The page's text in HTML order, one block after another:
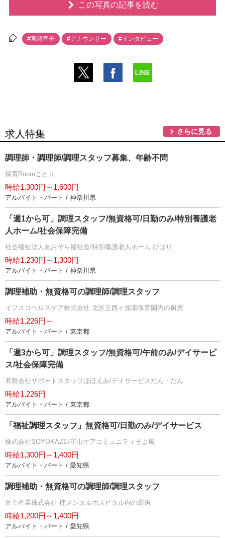
この写真の記事を読む
#宮崎宣子 #アナウンサー #インタビュー
求人特集 さらに見る
調理師・調理師/調理スタッフ募集、年齢不問
保育Roomことり
時給1,300円～1,600円
アルバイト・パート / 神奈川県
「週1から可」調理スタッフ/無資格可/日勤のみ/特別養護老
人ホーム/社会保障完備
社会福祉法人あおぞら福祉会/特別養護老人ホーム ひばり
時給1,230円～1,300円
アルバイト・パート / 神奈川県
調理補助・無資格可の調理師/調理スタッフ
イフスコヘルスケア株式会社 北区立西ヶ原南保育園内の厨房
時給1,226円～
アルバイト・パート / 東京都
「週3から可」調理スタッフ/無資格可/午前のみ/デイサービ
ス/社会保障完備
有限会社サポートスタッフほほえみ/デイサービスだん・だん
時給1,226円
アルバイト・パート / 東京都
「福祉調理スタッフ」無資格可/日勤のみ/デイサービス
株式会社SOYOKAZE/守山ケアコミュニティそよ風
時給1,300円～1,400円
アルバイト・パート / 愛知県
調理補助・無資格可の調理師/調理スタッフ
富士産業株式会社 楠メンタルホスピタル内の厨房
時給1,200円～1,400円
アルバイト・パート / 愛知県